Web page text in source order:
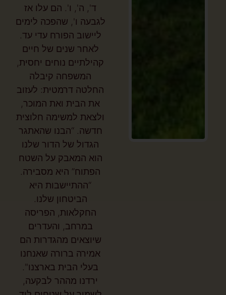
ד', ה', ו'. הם עלו אז
לגבעה ו', שהפכה לימים
ליישוב הפורח עדי עד.
לאחר שנים של חיים
קהילתיים נוחים יחסית,
המשפחה קיבלה
החלטה דרמטית: לעזוב
את הבית ואת המוכר,
ולצאת למשימה חלוצית
חדשה. “הבנו שהאתגר
הגדול של הדור שלנו
הוא המאבק על השטח
הפתוח” היא מסבירה.
“ההתיישבות היא
הביטחון שלנו.
החקלאות, הפריסה
במרחב, והעדרים
שיוצאים מהגדרות הם
אמירה ברורה שאנחנו
בעלי הבית בארצנו".
ירדנו מההר לבקעה,